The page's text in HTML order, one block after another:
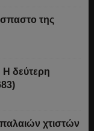
της
δεύτερη
χτιστών